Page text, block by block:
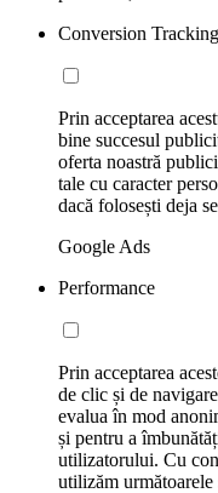
Conversion
Prin acceptarea
bine succesul
oferta noastră
tale cu caracter
dacă folosești deja
Google Ads
Performance
Prin acceptarea
de clic și de
evalua în mod
și pentru a
utilizatorului. Cu
utilizăm